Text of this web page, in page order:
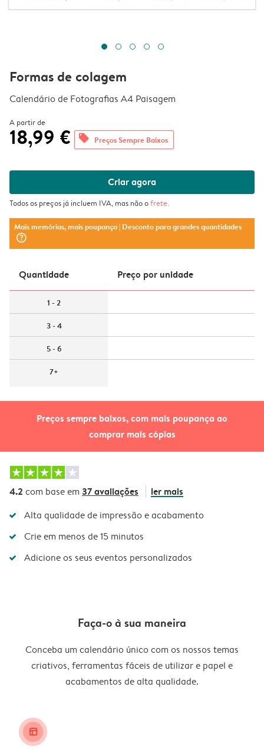
Preços sempre baixos, com mais poupança ao
comprar mais cópias
Formas de colagem
Calendário de Fotografias A4 Paisagem
A partir de
18,99 € offers Preços Sempre Baixos
Criar agora
Todos os preços já incluem IVA, mas não ofrete.
Mais memórias, mais poupança| Desconto para grandes quantidades
question_mark_circle
Quantidade Preço por unidade
1 - 2
3 - 4
5 - 6
7+
4.2 com base em 37 avaliações ler mais
Alta qualidade de impressão e acabamento
Crie em menos de 15 minutos
Adicione os seus eventos personalizados
Faça-o à sua maneira
Conceba um calendário único com os nossos temas
criativos, ferramentas fáceis de utilizar e papel e
acabamentos de alta qualidade.
layout_alt